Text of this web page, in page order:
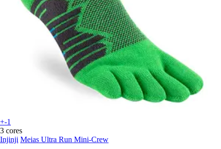
+-1
3 cores
Injinji Meias Ultra Run Mini-Crew